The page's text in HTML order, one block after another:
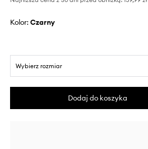
Kolor: czarny
Wybierz rozmiar
Dodaj do koszyka